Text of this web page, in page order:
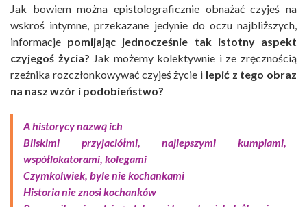
Jak bowiem można epistolograficznie obnażać czyjeś na
wskroś intymne, przekazane jedynie do oczu najbliższych,
informacje pomijając jednocześnie tak istotny aspekt
czyjegoś życia? Jak możemy kolektywnie i ze zręcznością
rzeźnika rozczłonkowywać czyjeś życie i lepić z tego obraz
na nasz wzór i podobieństwo?
A historycy nazwą ich
Bliskimi przyjaciółmi, najlepszymi kumplami,
współlokatorami, kolegami
Czymkolwiek, byle nie kochankami
Historia nie znosi kochanków